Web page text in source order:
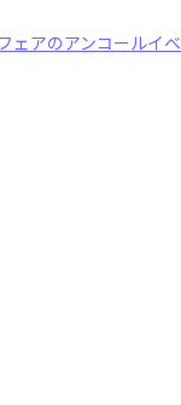
ェアのアンコールイベ